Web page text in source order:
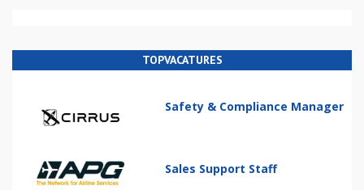
TOPVACATURES
Safety & Compliance Manager
Sales Support Staff